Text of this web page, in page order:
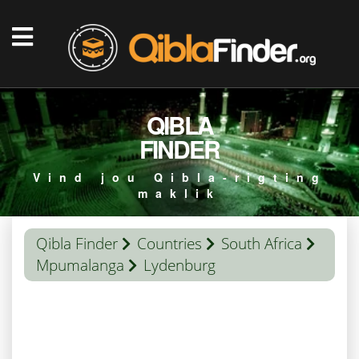
QIBLA
FINDER
Vind jou Qibla-rigting
maklik
Qibla Finder Countries
South Africa
Mpumalanga
Lydenburg